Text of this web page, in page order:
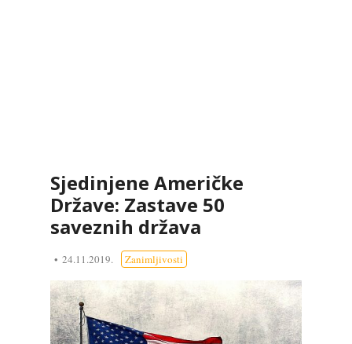
Sjedinjene Američke
Države: Zastave 50
saveznih država
24.11.2019. Zanimljivosti